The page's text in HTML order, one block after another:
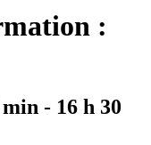
:
min - 16 h 30